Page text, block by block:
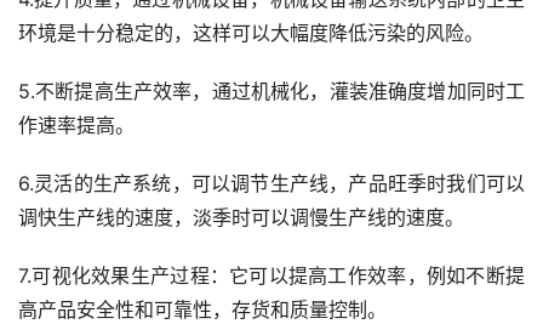
环境是十分稳定的，这样可以大幅度降低污染的风险。
5.不断提高生产效率，通过机械化，灌装准确度增加同时工
作速率提高。
6.灵活的生产系统，可以调节生产线，产品旺季时我们可以
调快生产线的速度，淡季时可以调慢生产线的速度。
7.可视化效果生产过程：它可以提高工作效率，例如不断提
高产品安全性和可靠性，存货和质量控制。